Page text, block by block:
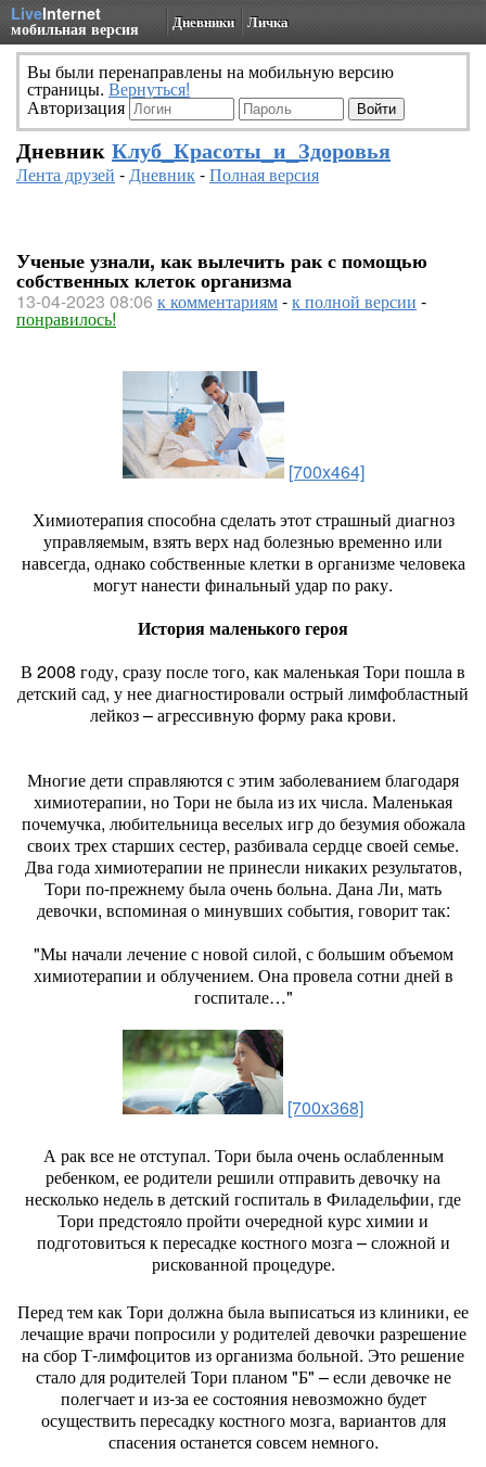
LiveInternet
мобильная версия Дневники Личка
Вы были перенаправлены на мобильную версию
страницы. Вернуться!
Авторизация
Дневник Клуб_Красоты_и_Здоровья
Лента друзей -Дневник-Полная версия
Ученые узнали, как вылечить рак с помощью
собственных клеток организма
13-04-2023 08:06 к комментариям-к полной версии -
понравилось!
[700x464]
Химиотерапия способна сделать этот страшный диагноз
управляемым, взять верх над болезнью временно или
навсегда, однако собственные клетки в организме человека
могут нанести финальный удар по раку.
История маленького героя
В 2008 году, сразу после того, как маленькая Тори пошла в
детский сад, у нее диагностировали острый лимфобластный
лейкоз – агрессивную форму рака крови.
Многие дети справляются с этим заболеванием благодаря
химиотерапии, но Тори не была из их числа. Маленькая
почемучка, любительница веселых игр до безумия обожала
своих трех старших сестер, разбивала сердце своей семье.
Два года химиотерапии не принесли никаких результатов,
Тори по-прежнему была очень больна. Дана Ли, мать
девочки, вспоминая о минувших события, говорит так:
"Мы начали лечение с новой силой, с большим объемом
химиотерапии и облучением. Она провела сотни дней в
госпитале…"
[700x368]
А рак все не отступал. Тори была очень ослабленным
ребенком, ее родители решили отправить девочку на
несколько недель в детский госпиталь в Филадельфии, где
Тори предстояло пройти очередной курс химии и
подготовиться к пересадке костного мозга – сложной и
рискованной процедуре.
Перед тем как Тори должна была выписаться из клиники, ее
лечащие врачи попросили у родителей девочки разрешение
на сбор Т-лимфоцитов из организма больной. Это решение
стало для родителей Тори планом "Б" – если девочке не
полегчает и из-за ее состояния невозможно будет
осуществить пересадку костного мозга, вариантов для
спасения останется совсем немного.